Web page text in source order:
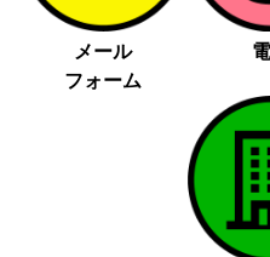
メール
フォーム